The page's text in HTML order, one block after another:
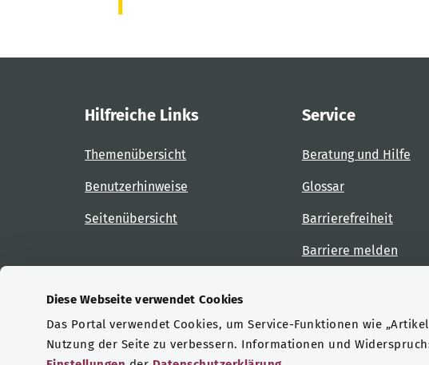
Diese Webseite verwendet Cookies
Das Portal verwendet Cookies, um Service-Funktionen wie
Nutzung der Seite zu verbessern. Informationen und
Hilfreiche Links
Themenübersicht
Benutzerhinweise
Seitenübersicht
Service
Beratung und Hilfe
Glossar
Barrierefreiheit
Barriere melden
Zertifizierungen